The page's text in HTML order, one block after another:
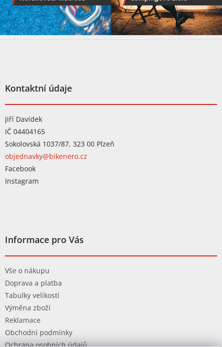
Z
Kontaktní údaje
Jiří Davídek
IČ 04404165
Sokolovská 1037/87, 323 00 Plzeň
objednavky@bikenero.cz
Facebook
Instagram
Informace pro Vás
Vše o nákupu
Doprava a platba
Tabulky velikostí
Výměna zboží
Reklamace
Obchodní podmínky
Ochrana osobních údajů